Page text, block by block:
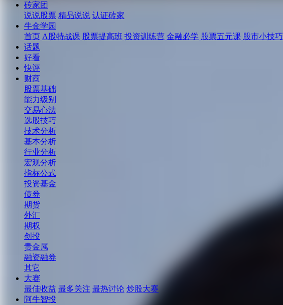
砖家团
说说股票 精品说说 认证砖家
牛金学园
首页 A股特战课 股票提高班 投资训练营 金融必学 股票五元课 股市小技巧
话题
好看
快评
财商
股票基础
能力级别
交易心法
选股技巧
技术分析
基本分析
行业分析
宏观分析
指标公式
投资基金
债券
期货
外汇
期权
创投
贵金属
融资融券
其它
大赛
最佳收益 最多关注 最热讨论 炒股大赛
阿牛智投